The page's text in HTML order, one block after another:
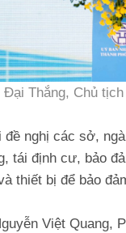
Đại Thắng, Chủ
đề nghị các sở,
tái định cư, bảo
thiết bị để bảo
Việt Quang,